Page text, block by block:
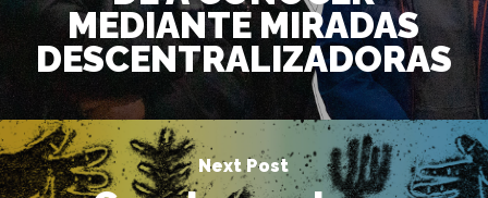
MEDIANTE MIRADAS
DESCENTRALIZADORAS
Next Post